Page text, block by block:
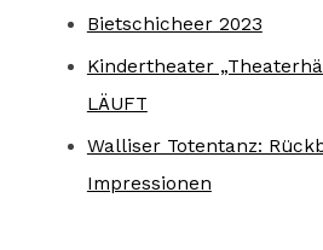
Bietschicheer 2023
Kindertheater
LÄUFT
Walliser Totentanz:
Impressionen